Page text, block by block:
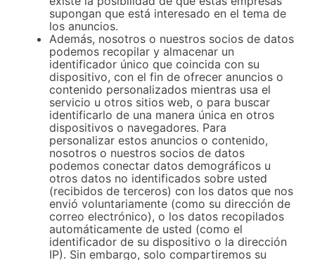
supongan que está interesado en el tema de
los anuncios.
Además, nosotros o nuestros socios de datos
podemos recopilar y almacenar un
identificador único que coincida con su
dispositivo, con el fin de ofrecer anuncios o
contenido personalizados mientras usa el
servicio u otros sitios web, o para buscar
identificarlo de una manera única en otros
dispositivos o navegadores. Para
personalizar estos anuncios o contenido,
nosotros o nuestros socios de datos
podemos conectar datos demográficos u
otros datos no identificados sobre usted
(recibidos de terceros) con los datos que nos
envió voluntariamente (como su dirección de
correo electrónico), o los datos recopilados
automáticamente de usted (como el
identificador de su dispositivo o la dirección
IP). Sin embargo, solo compartiremos su